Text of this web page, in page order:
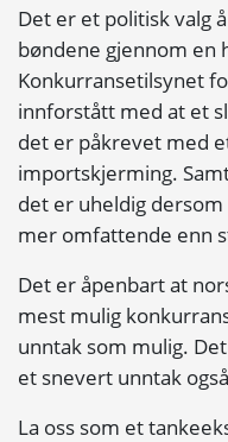
Det er et politisk valg
bøndene gjennom en
Konkurransetilsynet
innforstått med at et
det er påkrevet med
importskjerming.
det er uheldig
mer omfattende enn
Det er åpenbart at
mest mulig
unntak som mulig.
et snevert unntak
La oss som et